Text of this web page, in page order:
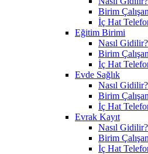
Birim
İç Hat
Eğitim Birimi
Nasıl Gidilir?
Birim
İç Hat
Evde Sağlık
Nasıl Gidilir?
Birim
İç Hat
Evrak Kayıt
Nasıl Gidilir?
Birim
İç Hat